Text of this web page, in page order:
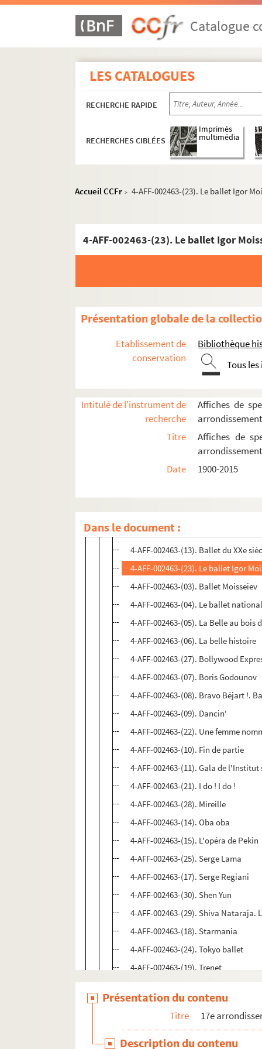
Catalogue
LES CATALOGUES
RECHERCHE RAPIDE
RECHERCHES CIBLÉES
Imprimés
multimédia
Accueil CCFr > 4-AFF-002463-(23). Le ballet Igor
4-AFF-002463-(23). Le ballet Igor
Présentation globale de la
Etablissement de
conservation
Bibliothèque
Tous
Intitulé de l'instrument de
recherche
Affiches de
Titre
Affiches de
Date
1900-2015
Dans le document :
16e arrondissement
Les Ateliers Berthier
Campus de Malesherbes
Centre d'animation La Jonquière
Concert européen
Église protestante unie de l'Étoile
Palais des Congrès
4-AFF-002463-(01). Aznavour Minelli
4-AFF-002463-(02). Ballet du Kirov
4-AFF-002463-(13). Ballet du XXe
4-AFF-002463-(23). Le ballet Igor
4-AFF-002463-(03). Ballet Moisseiev
4-AFF-002463-(04). Le ballet
4-AFF-002463-(05). La Belle au bois
4-AFF-002463-(06). La belle histoire
4-AFF-002463-(27). Bollywood
4-AFF-002463-(07). Boris Godounov
4-AFF-002463-(08). Bravo Béjart !.
4-AFF-002463-(09). Dancin'
4-AFF-002463-(22). Une femme
4-AFF-002463-(10). Fin de partie
4-AFF-002463-(11). Gala de
4-AFF-002463-(21). I do ! I do !
4-AFF-002463-(28). Mireille
4-AFF-002463-(14). Oba oba
4-AFF-002463-(15). L'opéra de Pekin
4-AFF-002463-(25). Serge Lama
4-AFF-002463-(17). Serge Regiani
4-AFF-002463-(30). Shen Yun
4-AFF-002463-(29). Shiva Nataraja.
4-AFF-002463-(18). Starmania
4-AFF-002463-(24). Tokyo ballet
4-AFF-002463-(19). Trenet
4-AFF-002463-(20). Y'en aura pas
Salle du Chalet
Présentation du contenu
Titre 17e
Description du contenu